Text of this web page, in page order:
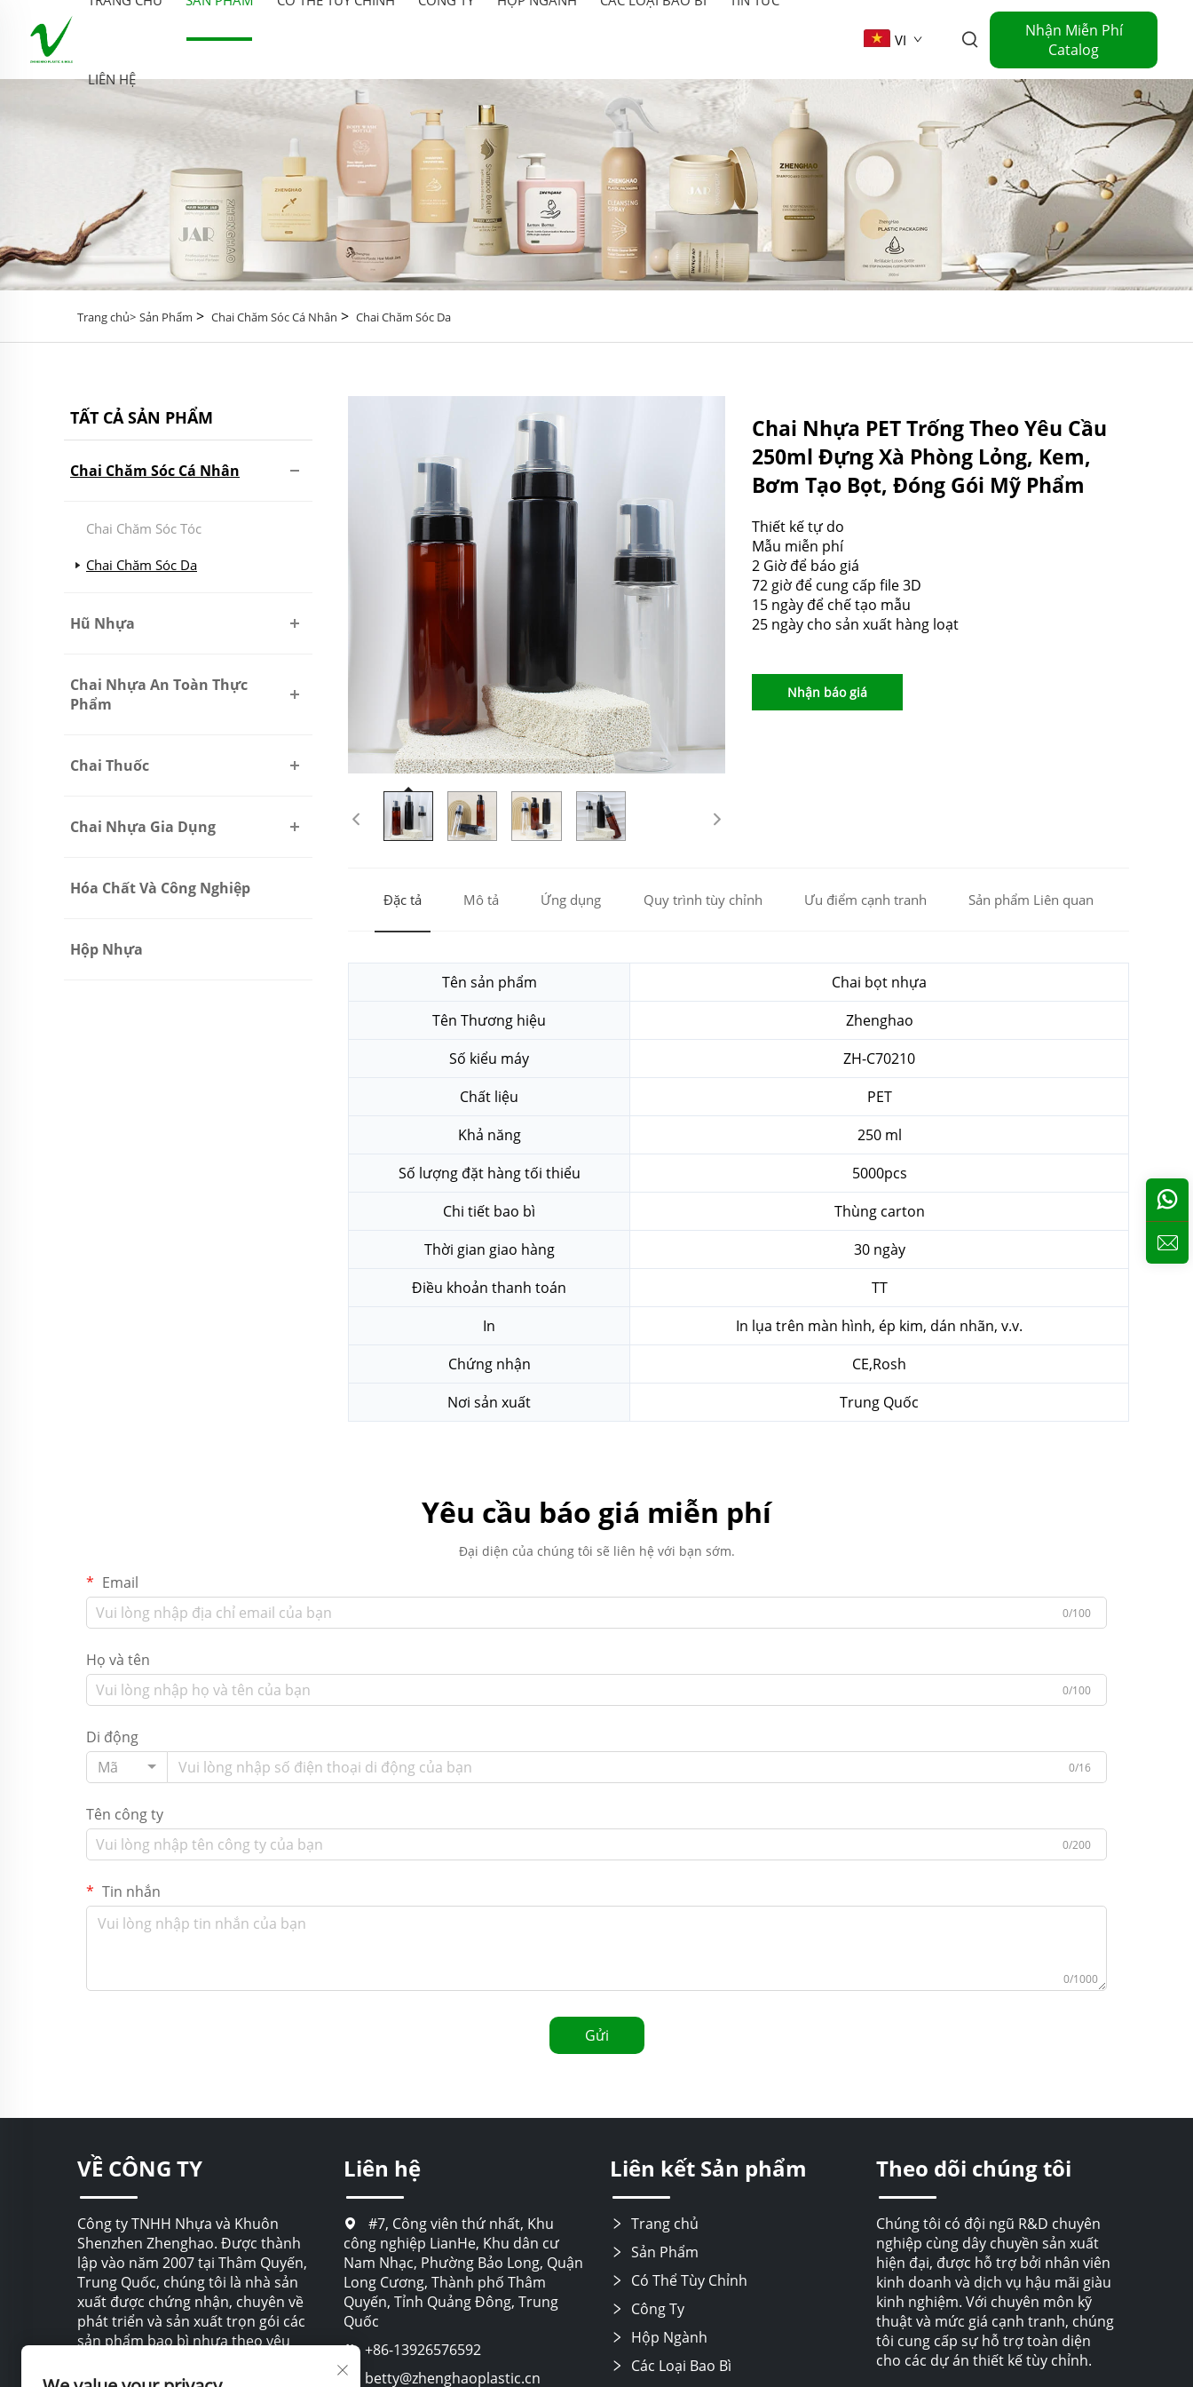
LIÊN HỆ
VI
Nhận Miễn Phí
Catalog
Trang chủ> Sản Phẩm > Chai Chăm Sóc Cá Nhân > Chai Chăm Sóc Da
TẤT CẢ SẢN PHẨM
Chai Chăm Sóc Cá Nhân
Chai Chăm Sóc Tóc
Chai Chăm Sóc Da
Hũ Nhựa
Chai Nhựa An Toàn Thực
Phẩm
Chai Thuốc
Chai Nhựa Gia Dụng
Hóa Chất Và Công Nghiệp
Hộp Nhựa
Chai Nhựa PET Trống Theo Yêu Cầu
250ml Đựng Xà Phòng Lỏng, Kem,
Bơm Tạo Bọt, Đóng Gói Mỹ Phẩm
Thiết kế tự do
Mẫu miễn phí
2 Giờ để báo giá
72 giờ để cung cấp file 3D
15 ngày để chế tạo mẫu
25 ngày cho sản xuất hàng loạt
Nhận báo giá
Đặc tả Mô tả Ứng dụng Quy trình tùy chỉnh Ưu điểm cạnh tranh Sản phẩm Liên quan
Tên sản phẩm
Chai bọt nhựa
Tên Thương hiệu
Zhenghao
Số kiểu máy
ZH-C70210
Chất liệu
PET
Khả năng
250 ml
Số lượng đặt hàng tối thiểu
5000pcs
Chi tiết bao bì
Thùng carton
Thời gian giao hàng
30 ngày
Điều khoản thanh toán
TT
In
In lụa trên màn hình, ép kim, dán nhãn, v.v.
Chứng nhận
CE,Rosh
Nơi sản xuất
Trung Quốc
Yêu cầu báo giá miễn phí
Đại diện của chúng tôi sẽ liên hệ với bạn sớm.
Email
0/100
Họ và tên
0/100
Di động
Mã
0/16
Tên công ty
0/200
Tin nhắn
0/1000
Gửi
VỀ CÔNG TY
Công ty TNHH Nhựa và Khuôn
Shenzhen Zhenghao. Được thành
lập vào năm 2007 tại Thâm Quyến,
Trung Quốc, chúng tôi là nhà sản
xuất được chứng nhận, chuyên về
phát triển và sản xuất trọn gói các
sản phẩm bao bì nhựa theo yêu
Liên hệ
#7, Công viên thứ nhất, Khu
công nghiệp LianHe, Khu dân cư
Nam Nhạc, Phường Bảo Long, Quận
Long Cương, Thành phố Thâm
Quyến, Tỉnh Quảng Đông, Trung
Quốc
+86-13926576592
betty@zhenghaoplastic.cn
Liên kết Sản phẩm
Trang chủ
Sản Phẩm
Có Thể Tùy Chỉnh
Công Ty
Hộp Ngành
Các Loại Bao Bì
Theo dõi chúng tôi
Chúng tôi có đội ngũ R&D chuyên
nghiệp cùng dây chuyền sản xuất
hiện đại, được hỗ trợ bởi nhân viên
kinh doanh và dịch vụ hậu mãi giàu
kinh nghiệm. Với chuyên môn kỹ
thuật và mức giá cạnh tranh, chúng
tôi cung cấp sự hỗ trợ toàn diện
cho các dự án thiết kế tùy chỉnh.